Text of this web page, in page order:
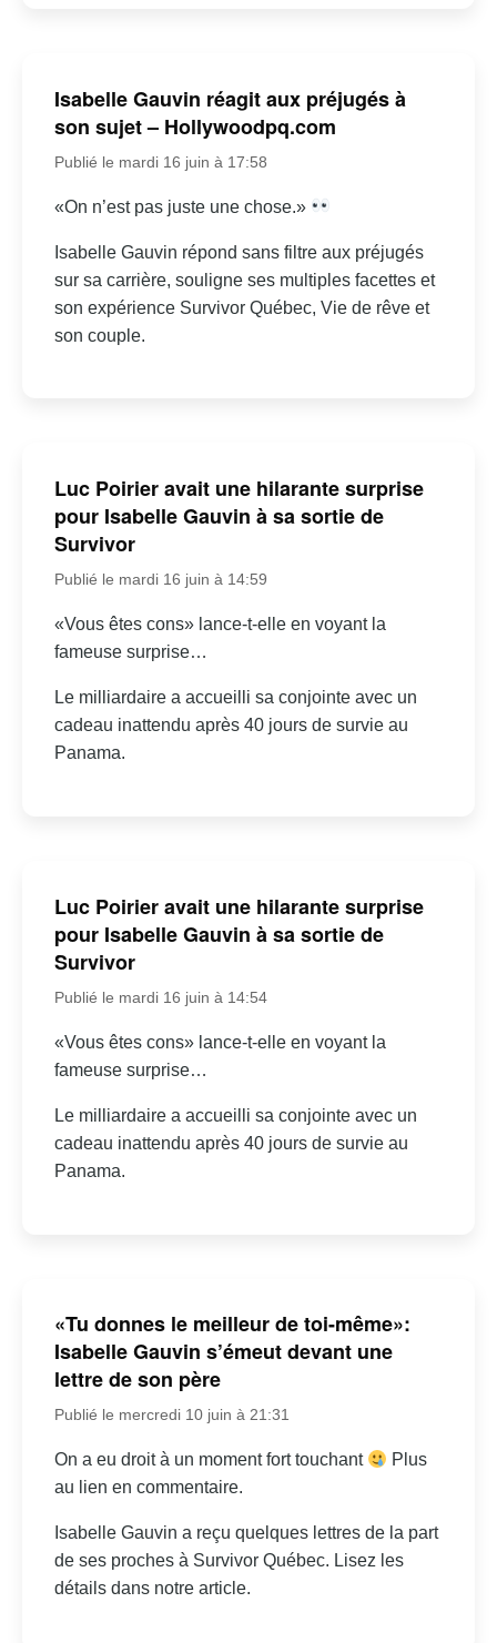
Isabelle Gauvin réagit aux préjugés à
son sujet – Hollywoodpq.com
Publié le mardi 16 juin à 17:58
«On n’est pas juste une chose.»
Isabelle Gauvin répond sans filtre aux préjugés
sur sa carrière, souligne ses multiples facettes et
son expérience Survivor Québec, Vie de rêve et
son couple.
Luc Poirier avait une hilarante surprise
pour Isabelle Gauvin à sa sortie de
Survivor
Publié le mardi 16 juin à 14:59
«Vous êtes cons» lance-t-elle en voyant la
fameuse surprise…
Le milliardaire a accueilli sa conjointe avec un
cadeau inattendu après 40 jours de survie au
Panama.
Luc Poirier avait une hilarante surprise
pour Isabelle Gauvin à sa sortie de
Survivor
Publié le mardi 16 juin à 14:54
«Vous êtes cons» lance-t-elle en voyant la
fameuse surprise…
Le milliardaire a accueilli sa conjointe avec un
cadeau inattendu après 40 jours de survie au
Panama.
«Tu donnes le meilleur de toi-même»:
Isabelle Gauvin s’émeut devant une
lettre de son père
Publié le mercredi 10 juin à 21:31
On a eu droit à un moment fort touchant
Plus
au lien en commentaire.
Isabelle Gauvin a reçu quelques lettres de la part
de ses proches à Survivor Québec. Lisez les
détails dans notre article.